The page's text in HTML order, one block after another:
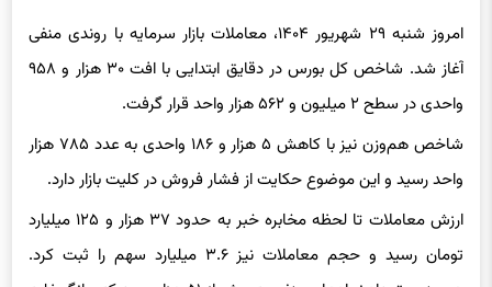
امروز شنبه ۲۹ شهریور ۱۴۰۴، معاملات بازار سرمایه با روندی منفی
آغاز شد. شاخص کل بورس در دقایق ابتدایی با افت ۳۰ هزار و ۹۵۸
واحدی در سطح ۲ میلیون و ۵۶۲ هزار واحد قرار گرفت.
شاخص هم‌وزن نیز با کاهش ۵ هزار و ۱۸۶ واحدی به عدد ۷۸۵ هزار
واحد رسید و این موضوع حکایت از فشار فروش در کلیت بازار دارد.
ارزش معاملات تا لحظه مخابره خبر به حدود ۳۷ هزار و ۱۲۵ میلیارد
تومان رسید و حجم معاملات نیز ۳.۶ میلیارد سهم را ثبت کرد.